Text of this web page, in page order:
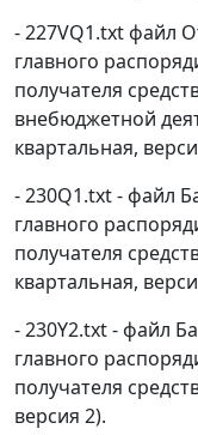
- 227VQ1.txt файл
главного
получателя
внебюджетной
квартальная,
- 230Q1.txt - файл
главного
получателя
квартальная,
- 230Y2.txt - файл
главного
получателя
версия 2).